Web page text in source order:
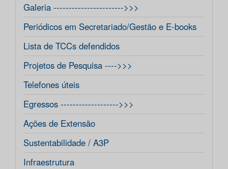
Galeria ----------------------->>>
Periódicos em Secretariado/Gestão e E-books
Lista de TCCs defendidos
Projetos de Pesquisa ---->>>
Telefones úteis
Egressos ------------------->>>
Ações de Extensão
Sustentabilidade / A3P
Infraestrutura